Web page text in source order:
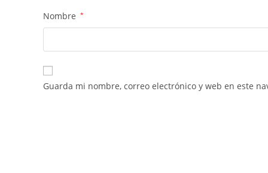
Nombre *
Guarda mi nombre, correo electrónico y web en este